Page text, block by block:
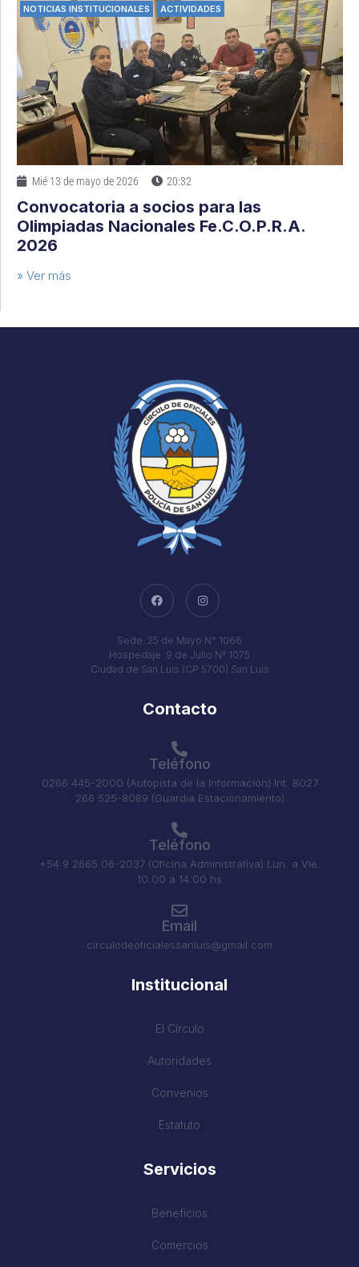
NOTICIAS INSTITUCIONALES ACTIVIDADES
Mié 13 de mayo de 2026 20:32
Convocatoria a socios para las
Olimpiadas Nacionales Fe.C.O.P.R.A.
2026
» Ver más
Sede: 25 de Mayo N° 1066
Hospedaje: 9 de Julio Nª 1075
Ciudad de San Luis (CP 5700) San Luis
Contacto
Teléfono
0266 445-2000 (Autopista de la Información) Int. 8027
266 525-8089 (Guardia Estacionamiento)
Teléfono
+54 9 2665 06-2037 (Oficina Administrativa) Lun. a Vie.
10:00 a 14:00 hs
Email
circulodeoficialessanluis@gmail.com
Institucional
El Círculo
Autoridades
Convenios
Estatuto
Servicios
Beneficios
Comercios